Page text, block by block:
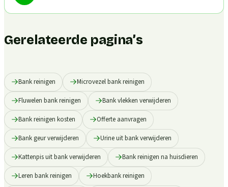
Gerelateerde pagina’s
Bank reinigen Microvezel bank reinigen
Fluwelen bank reinigen Bank vlekken verwijderen
Bank reinigen kosten Offerte aanvragen
Bank geur verwijderen Urine uit bank verwijderen
Kattenpis uit bank verwijderen Bank reinigen na huisdieren
Leren bank reinigen Hoekbank reinigen